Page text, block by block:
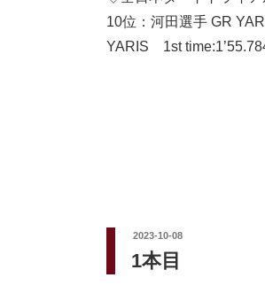
10位：河田選手 GR
YARIS 1st
投
稿
日:
2023-10-08
1本目